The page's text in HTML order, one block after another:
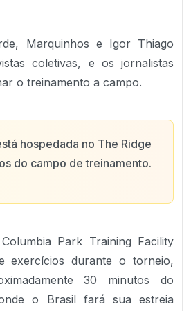
Marquinhos e Igor Thiago
coletivas, e os jornalistas
o treinamento a campo.
hospedada no The Ridge
do campo de treinamento.
Park Training Facility
exercícios durante o torneio,
30 minutos do
o Brasil fará sua estreia